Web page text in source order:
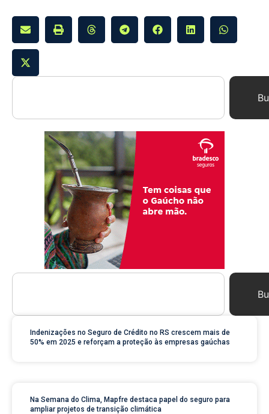
Indenizações no Seguro de Crédito no RS crescem mais de
50% em 2025 e reforçam a proteção às empresas gaúchas
Na Semana do Clima, Mapfre destaca papel do seguro para
ampliar projetos de transição climática